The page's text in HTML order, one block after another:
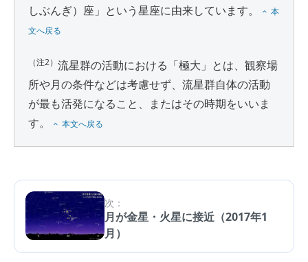
しぶんぎ）座」という星座に由来しています。
本
文へ戻る
（注2） 流星群の活動における「極大」とは、観察場
所や月の条件などは考慮せず、流星群自体の活動
が最も活発になること、またはその時期をいいま
す。
本文へ戻る
次：
月が金星・火星に接近（2017年1
月）